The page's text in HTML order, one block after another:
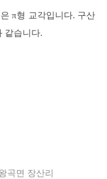
π형 교각입니다. 구산
같습니다.
곡면 장산리